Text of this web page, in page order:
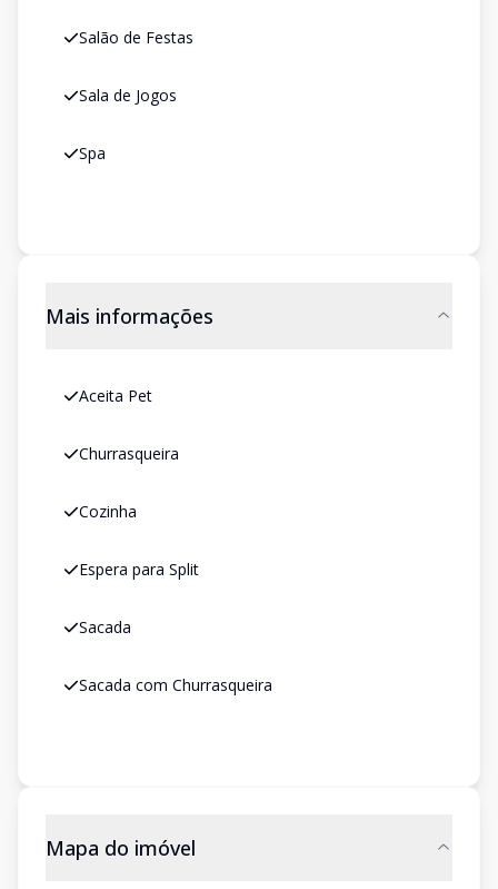
Salão de Festas
Sala de Jogos
Spa
Mais informações
Aceita Pet
Churrasqueira
Cozinha
Espera para Split
Sacada
Sacada com Churrasqueira
Mapa do imóvel